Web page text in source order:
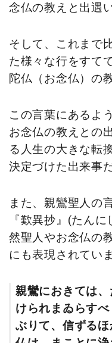
念仏の教えと出遇
そして、これまで
た様々な行をすて
陀仏（お念仏）の
この言葉にあるよ
お念仏の教えとの
る人生の大きな転
決定づけた出来事
また、親鸞聖人の
『歎異抄』(たん
然聖人やお念仏の
にも表現されていま
親鸞におきては
けられまゐらす
ぶりて、信ずる